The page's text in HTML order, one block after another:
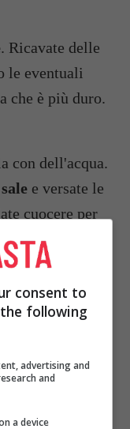
. Ricavate delle
le eventuali
che è più duro.
sale e versate le
cuocere per
di olio.
in
consent to
following
advertising and
and
a device